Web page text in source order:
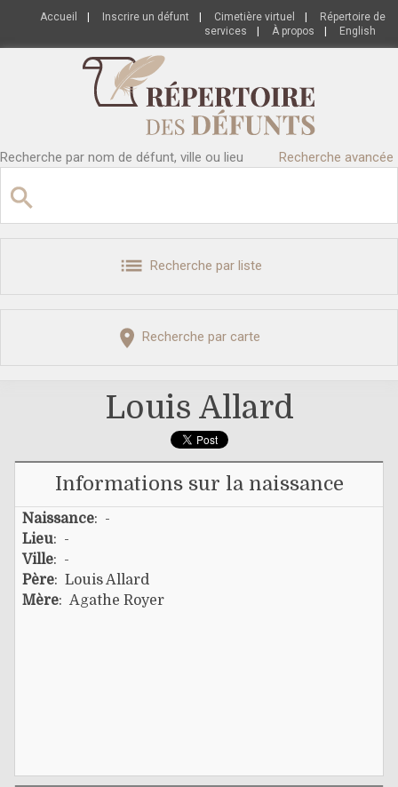
Accueil Inscrire un défunt Cimetière virtuel
Répertoire de
services
À propos English
Recherche par nom de défunt, ville ou lieu Recherche avancée
Recherche par liste
Recherche par carte
Louis Allard
Informations sur la naissance
Naissance: -
Lieu: -
Ville: -
Père: Louis Allard
Mère: Agathe Royer